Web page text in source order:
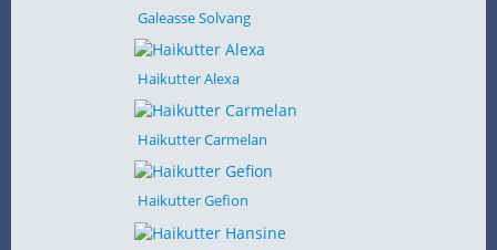
Galeasse Solvang
Haikutter Alexa
Haikutter Carmelan
Haikutter Gefion